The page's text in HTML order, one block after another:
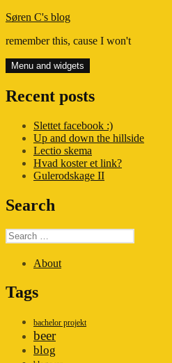
Skip
content
Søren C's blog
remember this, cause I won't
Menu and widgets
Recent posts
Slettet facebook :)
Up and down the hillside
Lectio skema
Hvad koster et link?
Gulerodskage II
Search
Search
for:
About
Tags
bachelor projekt
beer
blog